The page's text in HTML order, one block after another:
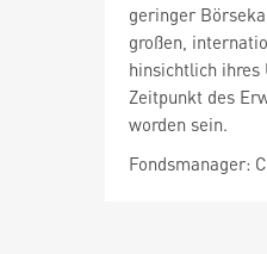
geringer
großen,
hinsichtlich ihres
Zeitpunkt des
worden sein.
Fondsmanager: